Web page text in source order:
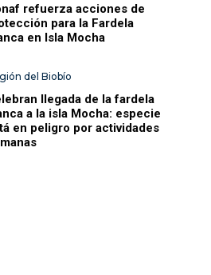
refuerza acciones de
para la Fardela
en Isla Mocha
del Biobío
llegada de la fardela
a la isla Mocha: especie
en peligro por actividades